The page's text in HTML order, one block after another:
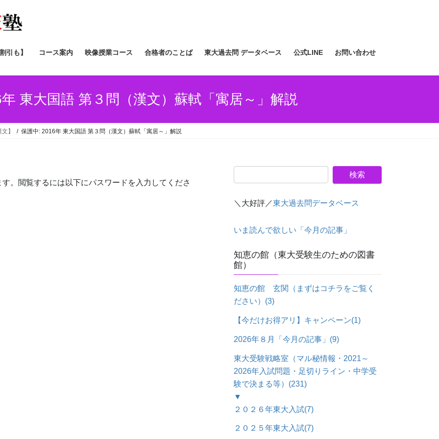
引も】 コース案内 映像授業コース 合格者のことば 東大過去問 データベース 公式LINE お問い合わせ
東大国語 第３問（漢文）蘇軾「寓居～」解説
】 保護中: 2016年 東大国語 第３問（漢文）蘇軾「寓居～」解説
。閲覧するには以下にパスワードを入力してくださ
＼大好評／東大過去問データベース
いま読んで欲しい「今月の記事」
知恵の館（東大受験生のための図書
館）
知恵の館 玄関（まずはコチラをご覧く
ださい） (3)
【今だけお得アリ】キャンペーン(1)
2026年８月「今月の記事」 (9)
東大受験戦略室（マル秘情報・2021～
2026年入試問題・足切りライン・中学受
験で決まる等） (231)
▼
２０２６年東大入試(7)
２０２５年東大入試(7)